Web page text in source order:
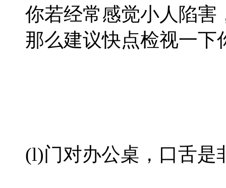
你若经常感觉小人陷害
那么建议快点检视一下
(l)门对办公桌，口舌是